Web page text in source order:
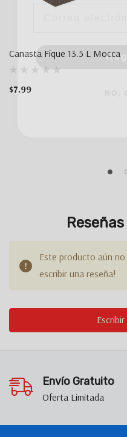
Canasta Fique 13.5 L Mocca
$7.99
Este producto aún no
escribir una reseña!
Envío Gratuito
Oferta Limitada
NO,